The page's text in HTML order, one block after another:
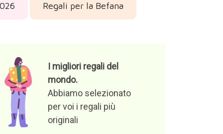
Regali per la Befana
I migliori regali del
mondo.
Abbiamo selezionato
per voi i regali più
originali